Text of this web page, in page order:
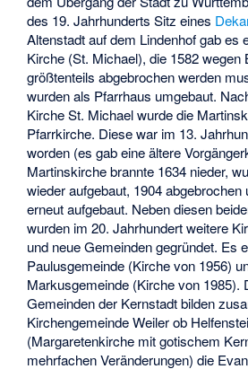
des 19. Jahrhunderts Sitz eines
Altenstadt auf dem Lindenhof gab es
Kirche (St. Michael), die 1582 wegen
größtenteils abgebrochen werden
wurden als Pfarrhaus umgebaut.
Kirche St. Michael wurde die
Pfarrkirche. Diese war im 13.
worden (es gab eine ältere
Martinskirche brannte 1634 nieder,
wieder aufgebaut, 1904 abgebrochen
erneut aufgebaut. Neben diesen
wurden im 20. Jahrhundert weitere
und neue Gemeinden gegründet. Es
Paulusgemeinde (Kirche von 1956)
Markusgemeinde (Kirche von 1985).
Gemeinden der Kernstadt bilden
Kirchengemeinde Weiler ob
(Margaretenkirche mit gotischem
mehrfachen Veränderungen) die